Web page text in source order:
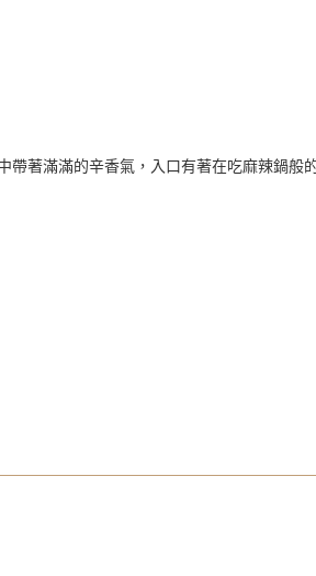
著滿滿的辛香氣，入口有著在吃麻辣鍋般